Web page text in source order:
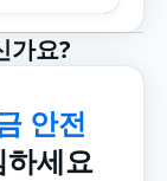
가요?
안전
하세요